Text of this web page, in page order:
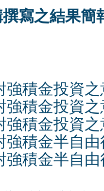
撰寫之結果簡
強積金投資
強積金投資
強積金投資
強積金半自
強積金半自